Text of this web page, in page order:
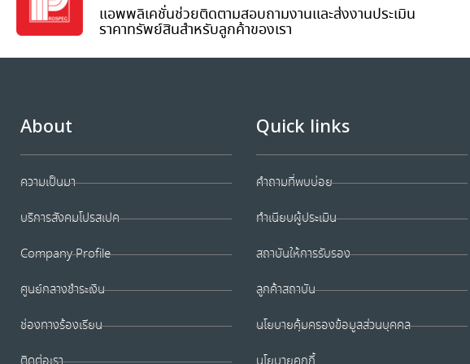
แอพพลิเคชั่นช่วยติดตามสอบถามงานและส่งงานประเมิน
ราคาทรัพย์สินสำหรับลูกค้าของเรา
About
ความเป็นมา
บริการสังคมโปรสเปค
Company Profile
ศูนย์กลางชำระเงิน
ช่องทางร้องเรียน
Quick links
คำถามที่พบบ่อย
ทำเนียบผู้ประเมิน
สถาบันให้การรับรอง
ลูกค้าสถาบัน
นโยบายคุ้มครองข้อมูลส่วนบุคคล